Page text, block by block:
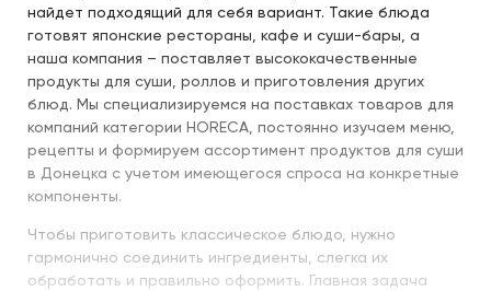
найдет подходящий для себя вариант. Такие блюда
готовят японские рестораны, кафе и суши-бары, а
наша компания – поставляет высококачественные
продукты для суши, роллов и приготовления других
блюд. Мы специализируемся на поставках товаров для
компаний категории HORECA, постоянно изучаем меню,
рецепты и формируем ассортимент продуктов для суши
в Донецка с учетом имеющегося спроса на конкретные
компоненты.
Чтобы приготовить классическое блюдо, нужно
гармонично соединить ингредиенты, слегка их
обработать и правильно оформить. Главная задача